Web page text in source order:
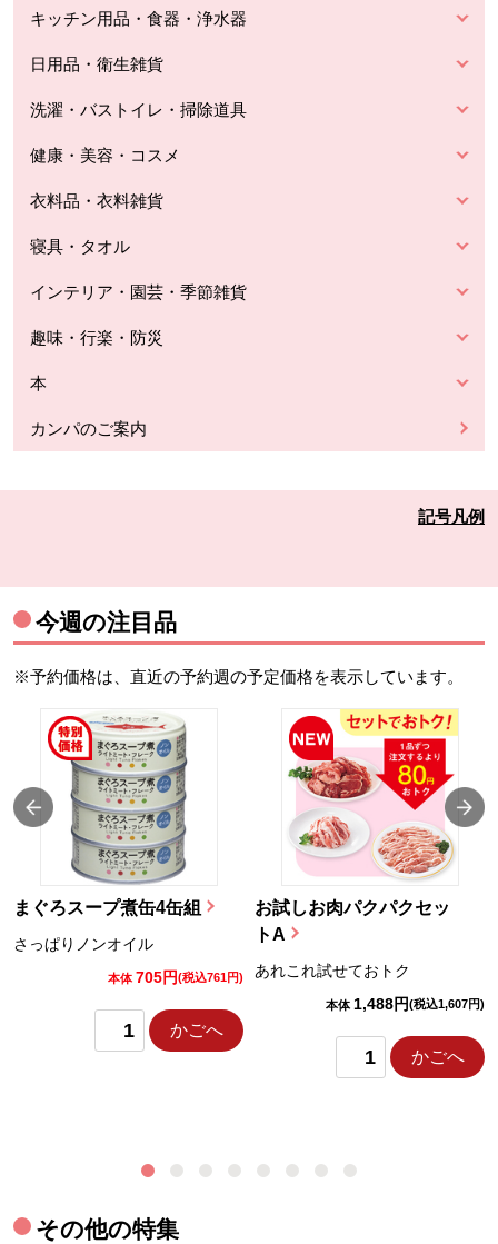
キッチン用品・食器・浄水器
日用品・衛生雑貨
洗濯・バストイレ・掃除道具
健康・美容・コスメ
衣料品・衣料雑貨
寝具・タオル
インテリア・園芸・季節雑貨
趣味・行楽・防災
本
カンパのご案内
記号凡例
今週の注目品
※予約価格は、直近の予約週の予定価格を表示しています。
まぐろスープ煮缶4缶組
さっぱりノンオイル
本体 705円(税込761円)
かごへ
お試しお肉パクパクセッ
トA
あれこれ試せておトク
本体 1,488円(税込1,607円)
かごへ
その他の特集